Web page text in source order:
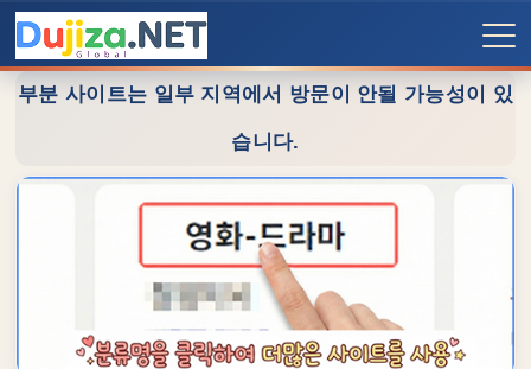
부분 사이트는 일부 지역에서 방문이 안될 가능성이 있
습니다.